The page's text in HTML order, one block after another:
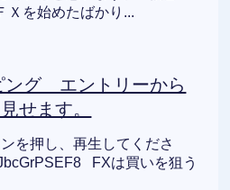
Ｘを始めたばかり...
ング エントリーから
せます。
を押し、再生してくださ
FXは買いを狙う